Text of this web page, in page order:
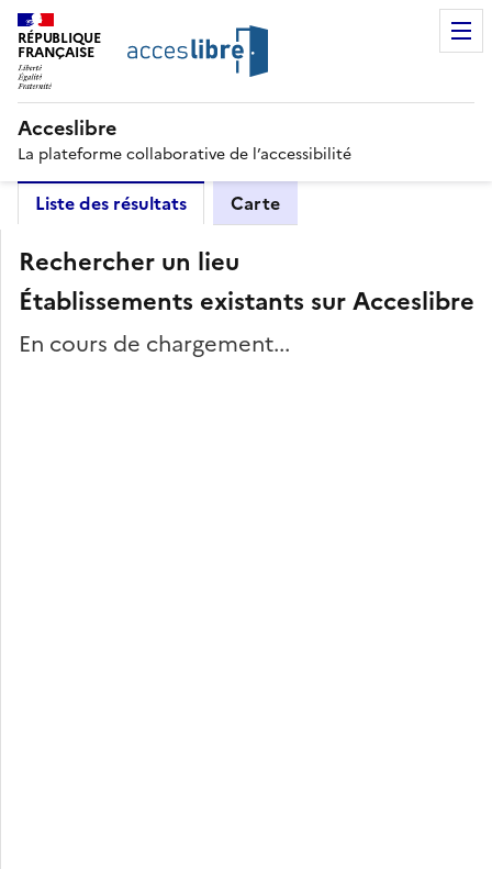
RÉPUBLIQUE
FRANÇAISE
Acceslibre
La plateforme collaborative de l’accessibilité
Liste des résultats Carte
Rechercher un lieu
Établissements existants sur Acceslibre
En cours de chargement...